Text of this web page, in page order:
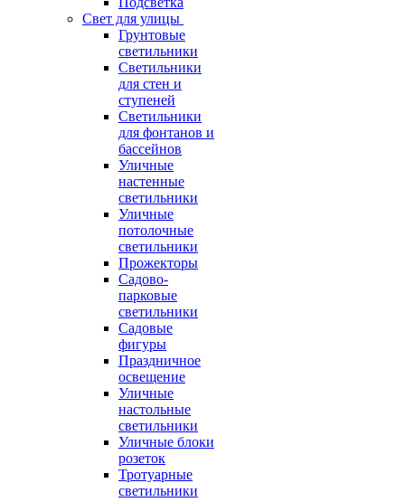
Свет для улицы
Грунтовые
светильники
Светильники
для стен и
ступеней
Светильники
для фонтанов и
бассейнов
Уличные
настенные
светильники
Уличные
потолочные
светильники
Прожекторы
Садово-
парковые
светильники
Садовые
фигуры
Праздничное
освещение
Уличные
настольные
светильники
Уличные блоки
розеток
Тротуарные
светильники